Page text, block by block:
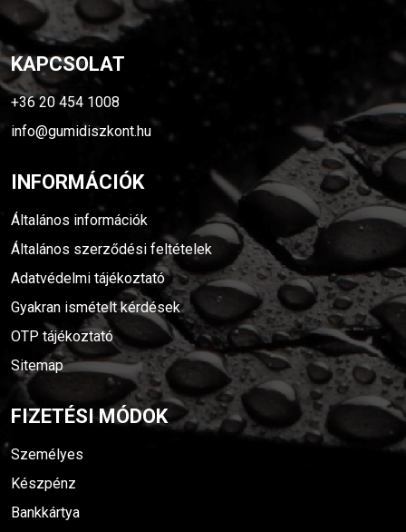
KAPCSOLAT
+36 20 454 1008
info@gumidiszkont.hu
INFORMÁCIÓK
Általános információk
Általános szerződési feltételek
Adatvédelmi tájékoztató
Gyakran ismételt kérdések
OTP tájékoztató
Sitemap
FIZETÉSI MÓDOK
Személyes
Készpénz
Bankkártya